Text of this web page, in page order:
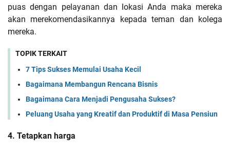
puas dengan pelayanan dan lokasi Anda maka mereka
akan merekomendasikannya kepada teman dan kolega
mereka.
TOPIK TERKAIT
7 Tips Sukses Memulai Usaha Kecil
Bagaimana Membangun Rencana Bisnis
Bagaimana Cara Menjadi Pengusaha Sukses?
Peluang Usaha yang Kreatif dan Produktif di Masa Pensiun
4. Tetapkan harga